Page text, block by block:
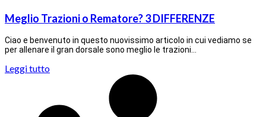
Meglio Trazioni o Rematore? 3 DIFFERENZE
Ciao e benvenuto in questo nuovissimo articolo in cui vediamo se
per allenare il gran dorsale sono meglio le trazioni…
Leggi tutto